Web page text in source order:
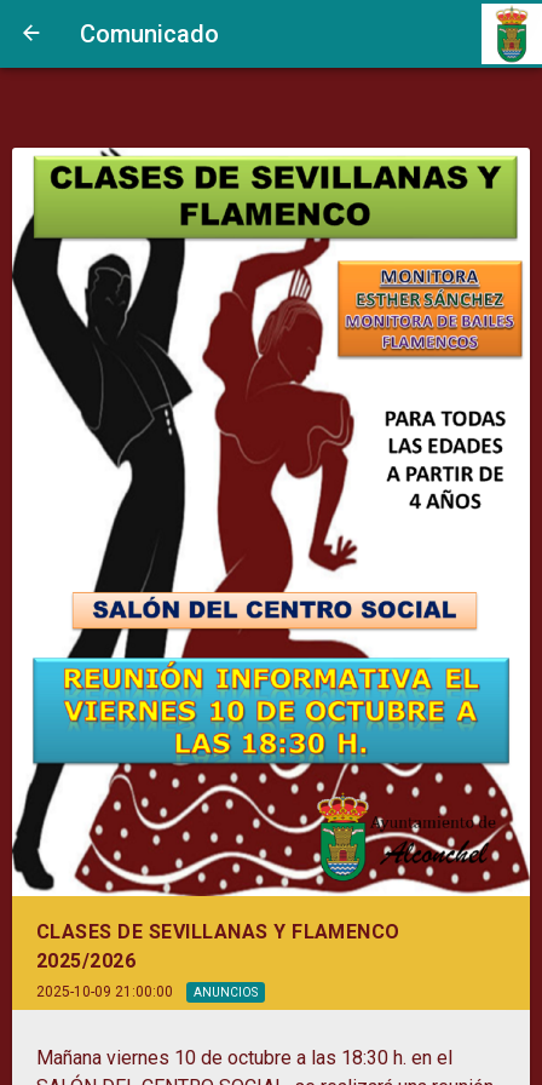
Comunicado
CLASES DE SEVILLANAS Y FLAMENCO
2025/2026
2025-10-09 21:00:00 ANUNCIOS
Mañana viernes 10 de octubre a las 18:30 h. en el